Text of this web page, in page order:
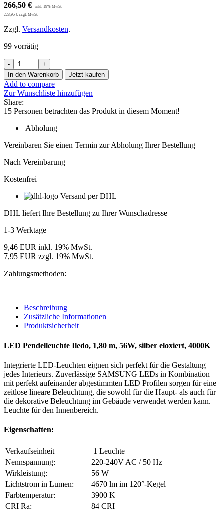
266,50 €
223,95 € zzgl. MwSt.
Zzgl. Versandkosten.
99 vorrätig
LED
Leuchte
Iledo
180
cm
silber
4000K
In den Warenkorb Jetzt kaufen
Add to compare
Zur Wunschliste hinzufügen
Share:
15 Personen betrachten das Produkt in diesem Moment!
Abholung
Vereinbaren Sie einen Termin zur Abholung Ihrer Bestellung
Nach Vereinbarung
Kostenfrei
Versand per DHL
DHL liefert Ihre Bestellung zu Ihrer Wunschadresse
1-3 Werktage
9,46 EUR inkl. 19% MwSt.
7,95 EUR zzgl. 19% MwSt.
Zahlungsmethoden:
Beschreibung
Zusätzliche Informationen
Produktsicherheit
LED Pendelleuchte Iledo, 1,80 m, 56W, silber eloxiert, 4000K
Integrierte LED-Leuchten eignen sich perfekt für die Gestaltung
jedes Interieurs. Zuverlässige SAMSUNG LEDs in Kombination
mit perfekt aufeinander abgestimmten LED Profilen sorgen für eine
zeitlose lineare Beleuchtung, die sowohl für die Haupt- als auch für
die dekorative Beleuchtung im Gebäude verwendet werden kann.
Leuchte für den Innenbereich.
Eigenschaften:
Verkaufseinheit
1 Leuchte
Nennspannung:
220-240V AC / 50 Hz
Wirkleistung:
56 W
Lichtstrom in Lumen:
4670 lm im 120°-Kegel
Farbtemperatur:
3900 K
CRI Ra:
84 CRI